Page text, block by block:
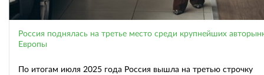
Россия поднялась на третье место среди крупнейших
Европы
По итогам июля 2025 года Россия вышла на третью строчку